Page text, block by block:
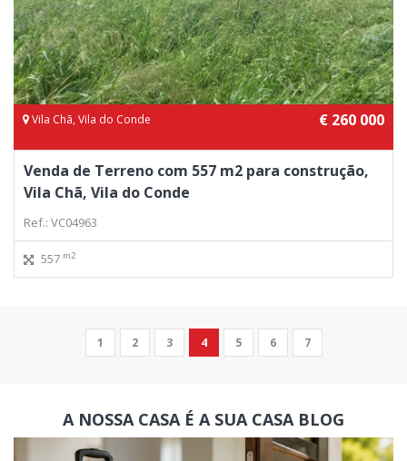
Vila Chã, Vila do Conde € 260 000
Venda de Terreno com 557 m2 para construção,
Vila Chã, Vila do Conde
Ref.: VC04963
557 m2
1 2 3 4 5 6 7
A NOSSA CASA É A SUA CASA BLOG